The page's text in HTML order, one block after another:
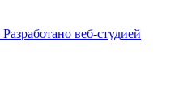
Разработано веб-студией